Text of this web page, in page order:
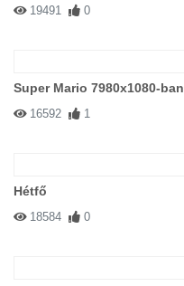
19491 0
Super Mario 7980x1080-ban
16592 1
Hétfő
18584 0